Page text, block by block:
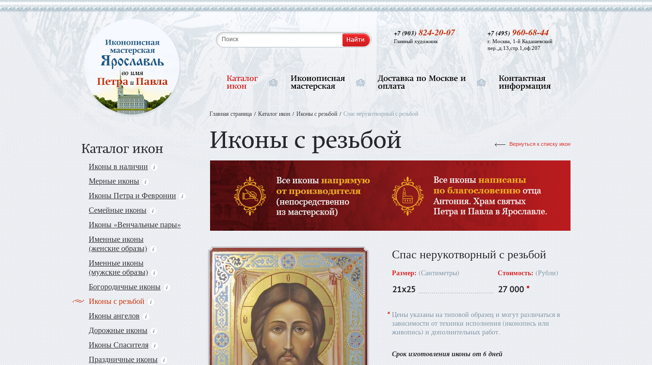
+7 (495)960-68-44
г. Москва, 1-й Кадашевский
пер.,д.13,стр.1,оф.207
+7 (903)824-20-07
Главный художник
Иконы в наличии
Мерные иконы
Иконы Петра и Февронии
Семейные иконы
Иконы «Венчальные пары»
Именные иконы
(женские образы)
Именные иконы
(мужские образы)
Богородичные иконы
Иконы с резьбой
Иконы ангелов
Дорожные иконы
Иконы Спасителя
Праздничные иконы
Главная страница Каталог икон Иконы с резьбой Спас нерукотворный с резьбой
Вернуться к списку икон
Спас нерукотворный с резьбой
Размер: (Сантиметры) Стоимость: (Рубли)
21х25 27 000 *
* Цены указаны на типовой образец и могут различаться в
зависимости от техники исполнения (иконопись или
живопись) и дополнительных работ.
Срок изготовления иконы от 6 дней